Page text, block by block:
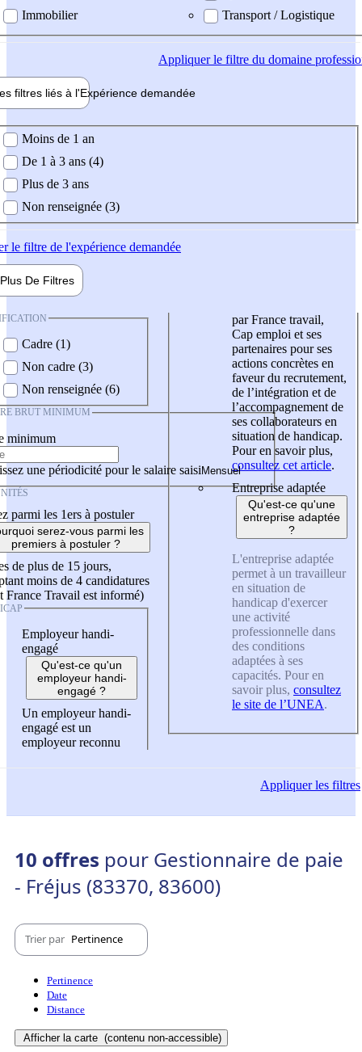
Immobilier
Transport / Logistique
Appliquerle filtre du domaine
filtres liés à l'Expérience demandée
demandée
Moins de 1 an
De 1 à 3 ans (4)
Plus de 3 ans
Non renseignée (3)
le filtre de l'expérience demandée
Plus De Filtres
Cadre (1)
Non cadre (3)
Non renseignée (6)
BRUT MINIMUM
minimum
une périodicité pour le salaire saisi
parmi les 1ers à postuler
serez-vous parmi les
premiers à postuler ?
de plus de 15 jours,
moins de 4 candidatures
France Travail est informé)
Employeur handi-
engagé
Qu'est-ce qu'un
employeur handi-
engagé ?
Un employeur handi-
engagé est un
employeur reconnu
par France travail,
Cap emploi et ses
partenaires pour ses
actions concrètes en
faveur du recrutement,
de l’intégration et de
l’accompagnement de
ses collaborateurs en
situation de handicap.
Pour en savoir plus,
consultez cet article.
Entreprise adaptée
Qu'est-ce qu'une
entreprise adaptée
?
L'entreprise adaptée
permet à un travailleur
en situation de
handicap d'exercer
une activité
professionnelle dans
des conditions
adaptées à ses
capacités. Pour en
savoir plus, consultez
le site de l’UNEA.
Appliquerles filtres
10 offres pour Gestionnaire de paie
- Fréjus (83370, 83600)
Trier par Pertinence
Pertinence
Date
Distance
Afficher la carte (contenu non-accessible)